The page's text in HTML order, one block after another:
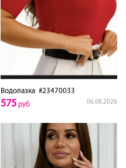
Водолазка #23470033
06.08.2026
575 руб